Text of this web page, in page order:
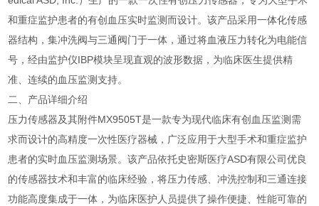
和重症监护患者的有创血压实时监测而设计。该产品采用一体化传感
器结构，集冲洗阀与三通阀门于一体，通过将血液压力转化为电能信
号，经由监护仪IBP模块呈现直观的波形数据，为临床医生提供精
准、连续的血压监测支持。
二、产品详细介绍
压力传感器及其附件MX9505T是一款专为现代临床有创血压监测需
求而设计的高精度一次性医疗器械，广泛应用于大型手术和重症监护
患者的实时血压监测场景。该产品依托史密斯医疗ASD有限公司优良
的传感器技术和丰富的临床经验，将压力传感、冲洗控制和三通连接
功能高度集成于一体，为临床医护人员提供了操作便捷、性能可靠的